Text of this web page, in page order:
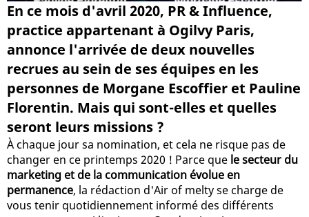
En ce mois d'avril 2020, PR & Influence,
practice appartenant à Ogilvy Paris,
annonce l'arrivée de deux nouvelles
recrues au sein de ses équipes en les
personnes de Morgane Escoffier et Pauline
Florentin. Mais qui sont-elles et quelles
seront leurs missions ?
À chaque jour sa nomination, et cela ne risque pas de
changer en ce printemps 2020 ! Parce que le secteur du
marketing et de la communication évolue en
permanence, la rédaction d'Air of melty se charge de
vous tenir quotidiennement informé des différents